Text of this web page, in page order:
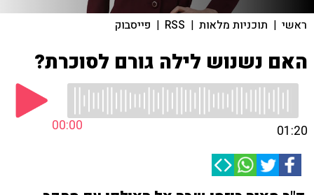
ראשי | תוכניות מלאות |
RSS
| פייסבוק
האם נשנוש לילה גורם לסוכרת?
00:00 01:20